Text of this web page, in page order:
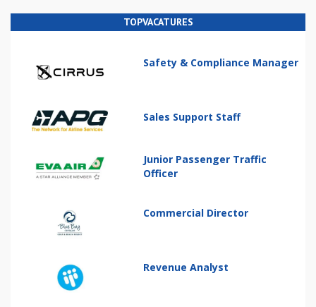
TOPVACATURES
Safety & Compliance Manager
Sales Support Staff
Junior Passenger Traffic
Officer
Commercial Director
Revenue Analyst